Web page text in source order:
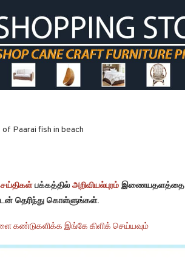
Paarai fish in beach
பக்கத்தில் அறிவியல்புரம் இணையதளத்தை
தெரிந்து கொள்ளுங்கள்.
கண்டுகளிக்க இங்கே கிளிக் செய்யவும்